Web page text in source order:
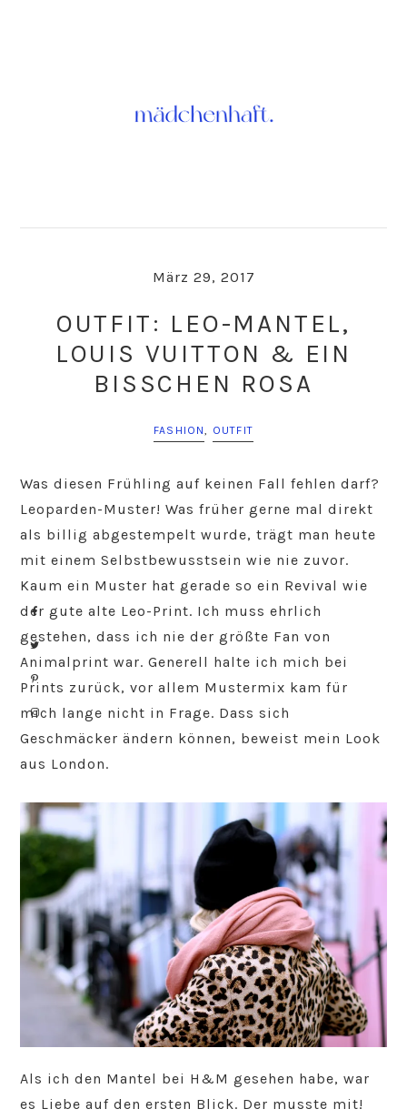
März 29, 2017
OUTFIT: LEO-MANTEL,
LOUIS VUITTON & EIN
BISSCHEN ROSA
FASHION, OUTFIT
Was diesen Frühling auf keinen Fall fehlen darf?
Leoparden-Muster! Was früher gerne mal direkt
als billig abgestempelt wurde, trägt man heute
mit einem Selbstbewusstsein wie nie zuvor.
Kaum ein Muster hat gerade so ein Revival wie
der gute alte Leo-Print. Ich muss ehrlich
gestehen, dass ich nie der größte Fan von
Animalprint war. Generell halte ich mich bei
Prints zurück, vor allem Mustermix kam für
mich lange nicht in Frage. Dass sich
Geschmäcker ändern können, beweist mein Look
aus London.
Als ich den Mantel bei H&M gesehen habe, war
es Liebe auf den ersten Blick. Der musste mit!